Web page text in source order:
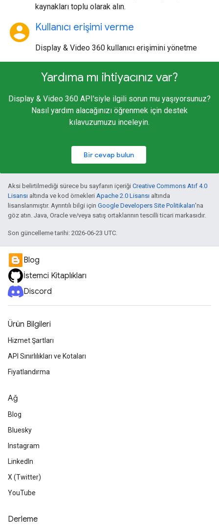
kaynakları toplu olarak alın.
account_circle Kullanıcı erişimi verme
Display & Video 360 kullanıcı erişimini yönetme
Yardıma mı ihtiyacınız var?
Display & Video 360 API'siyle ilgili sorun mu yaşıyorsunuz?
Nasıl yardım alacağınızı öğrenmek için destek
kılavuzumuzu inceleyin.
Bir cevap bulun
Aksi belirtilmediği sürece bu sayfanın içeriği Creative Commons Atıf 4.0
Lisansı altında ve kod örnekleri Apache 2.0 Lisansı altında
lisanslanmıştır. Ayrıntılı bilgi için Google Developers Site Politikaları'na
göz atın. Java, Oracle ve/veya satış ortaklarının tescilli ticari markasıdır.
Son güncelleme tarihi: 2026-06-23 UTC.
Blog
İstemci Kitaplıkları
Discord
Ürün Bilgileri
Hizmet Şartları
API Sınırlılıkları ve Kotaları
Fiyatlandırma
Ağ
Blog
Bluesky
Instagram
LinkedIn
X (Twitter)
YouTube
Derleme